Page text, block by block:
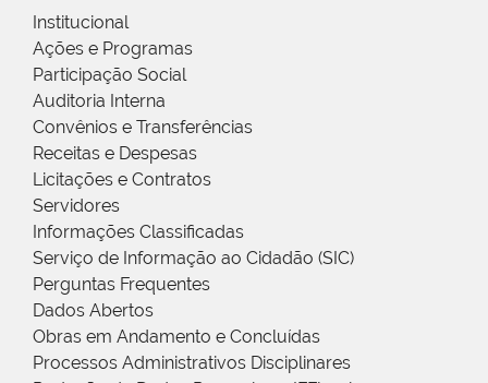
Institucional
Ações e Programas
Participação Social
Auditoria Interna
Convênios e Transferências
Receitas e Despesas
Licitações e Contratos
Servidores
Informações Classificadas
Serviço de Informação ao Cidadão (SIC)
Perguntas Frequentes
Dados Abertos
Obras em Andamento e Concluídas
Processos Administrativos Disciplinares